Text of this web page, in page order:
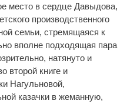
место в сердце Давыдова,
производственного
семьи, стремящаяся к
вполне подходящая пара
натянуто и
второй книге и
Нагульновой,
казачки в жеманную,